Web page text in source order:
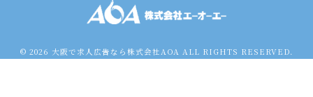
© 2026 大阪で求人広告なら株式会社AOA ALL RIGHTS RESERVED.